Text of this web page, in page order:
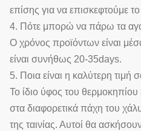
επίσης για να επισκεφτούμε
4. Πότε μπορώ να πάρω τα
Ο χρόνος προϊόντων είναι
είναι συνήθως 20-35days.
5. Ποια είναι η καλύτερη τιμή
Το ίδιο ύφος του
στα διαφορετικά πάχη του
της ταινίας. Αυτοί θα